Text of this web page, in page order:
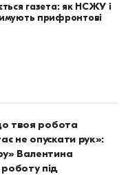
газета: як НСЖУ і
прифронтові
твоя робота
не опускати рук»:
Валентина
під